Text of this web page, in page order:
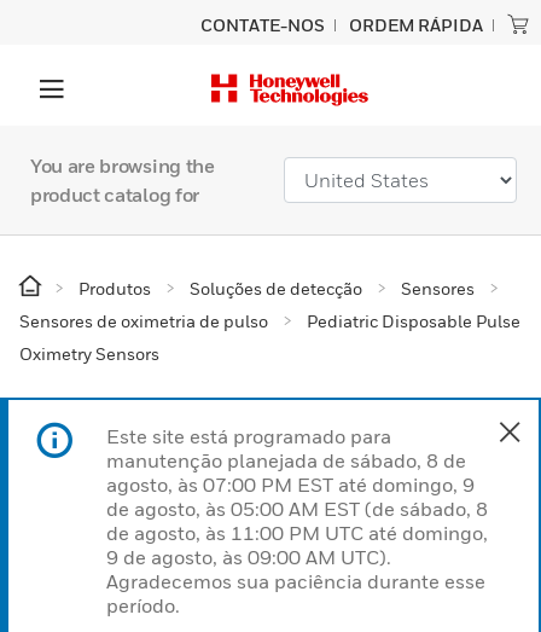
CONTATE-NOS ORDEM RÁPIDA
You are browsing the
product catalog for
Produtos Soluções de detecção
Sensores
Sensores de oximetria de pulso
Pediatric Disposable Pulse
Oximetry Sensors
Este site está programado para
manutenção planejada de sábado, 8 de
agosto, às 07:00 PM EST até domingo, 9
de agosto, às 05:00 AM EST (de sábado, 8
de agosto, às 11:00 PM UTC até domingo,
9 de agosto, às 09:00 AM UTC).
Agradecemos sua paciência durante esse
período.